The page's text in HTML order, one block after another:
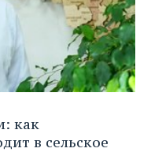
как
в сельское